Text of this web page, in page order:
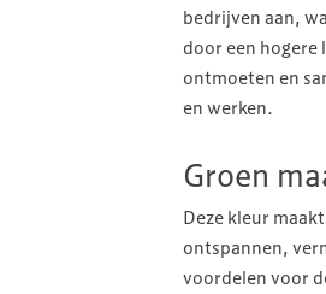
bedrijven aan,
door een
ontmoeten en
en werken.
Groen
Deze kleur
ontspannen,
voordelen voor